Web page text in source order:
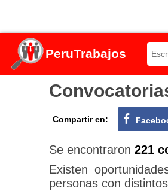
PeruTrabajos
Compartir en:
Se encontraron 221
Existen
personas con